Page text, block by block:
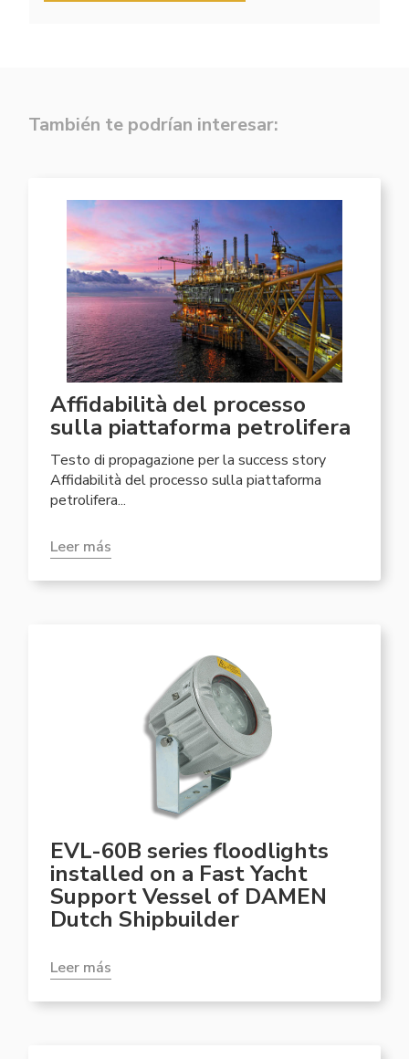
También te podrían interesar:
Affidabilità del processo
sulla piattaforma petrolifera
Testo di propagazione per la success story
Affidabilità del processo sulla piattaforma
petrolifera...
Leer más
EVL-60B series floodlights
installed on a Fast Yacht
Support Vessel of DAMEN
Dutch Shipbuilder
Leer más